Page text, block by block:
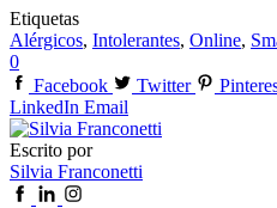
Etiquetas
Alérgicos, Intolerantes, Online,
0
Facebook
Twitter
LinkedIn Email
Escrito por
Silvia Franconetti